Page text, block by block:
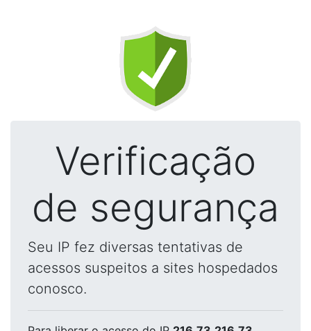
Verificação
de segurança
Seu IP fez diversas tentativas de
acessos suspeitos a sites hospedados
conosco.